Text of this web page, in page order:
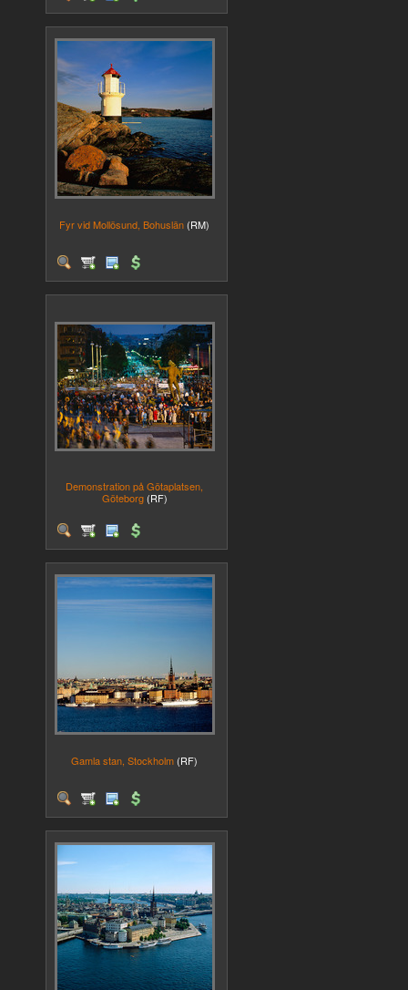
Fyr vid Mollösund, Bohuslän (RM)
Demonstration på Götaplatsen,
Göteborg (RF)
Gamla stan, Stockholm (RF)